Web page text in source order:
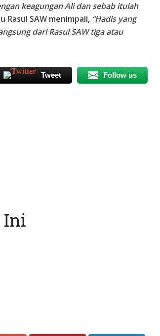
keagungan Ali dan sebab itulah
Rasul SAW menimpali, “Hadis yang
dari Rasul SAW tiga atau
Tweet Follow us
Ini